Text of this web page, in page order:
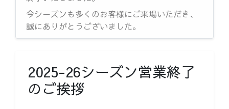
今シーズンも多くのお客様にご来場いただき、
誠にありがとうございました。
2025-26シーズン営業終了
のご挨拶